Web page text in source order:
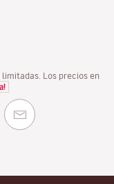
Los precios en